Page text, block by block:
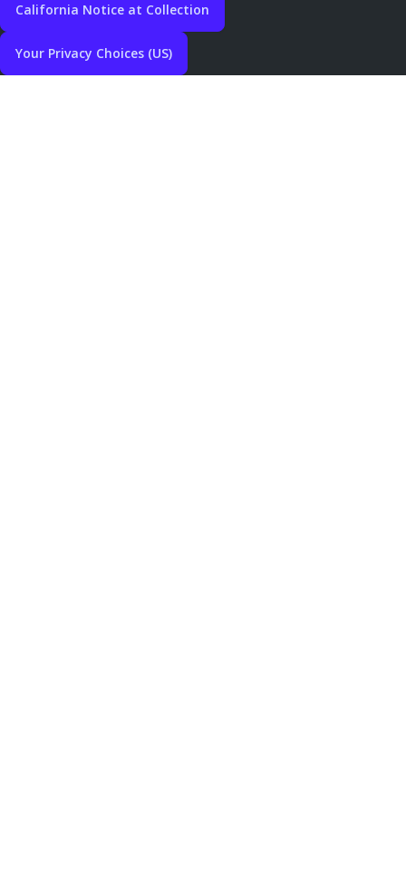
California Notice at Collection
Your Privacy Choices (US)